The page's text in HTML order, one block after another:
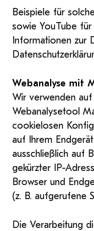
Beispiele für
sowie YouTube für
Informationen zur
Webanalyse mit
Wir verwenden
Webanalysetool
cookielosen
auf Ihrem
ausschließlich auf
gekürzter IP-
Browser und
(z. B. aufgerufene
Die Verarbeitung